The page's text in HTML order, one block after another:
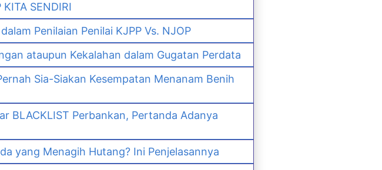
SENDIRI
Penilaian Penilai KJPP Vs. NJOP
ataupun Kekalahan dalam Gugatan Perdata
Sia-Siakan Kesempatan Menanam Benih
BLACKLIST Perbankan, Pertanda Adanya
yang Menagih Hutang? Ini Penjelasannya